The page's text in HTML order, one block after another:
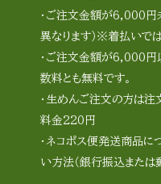
・ご注文金額が6,000
異なります）※着払いで
・ご注文金額が6,000円
数料とも無料です。
・生めんご注文の方は
料金220円
・ネコポス便発送商品に
い方法（銀行振込または